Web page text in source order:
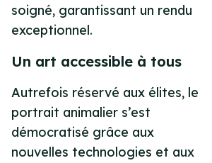
soigné, garantissant un rendu
exceptionnel.
Un art accessible à tous
Autrefois réservé aux élites, le
portrait animalier s’est
démocratisé grâce aux
nouvelles technologies et aux